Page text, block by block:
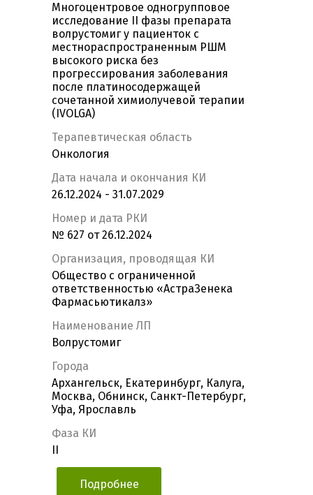
Многоцентровое одногрупповое
исследование II фазы препарата
волрустомиг у пациенток с
местнораспространенным РШМ
высокого риска без
прогрессирования заболевания
после платиносодержащей
сочетанной химиолучевой терапии
(IVOLGA)
Терапевтическая область
Онкология
Дата начала и окончания КИ
26.12.2024 - 31.07.2029
Номер и дата РКИ
№ 627 от 26.12.2024
Организация, проводящая КИ
Общество с ограниченной
ответственностью «АстраЗенека
Фармасьютикалз»
Наименование ЛП
Волрустомиг
Города
Архангельск, Екатеринбург, Калуга,
Москва, Обнинск, Санкт-Петербург,
Уфа, Ярославль
Фаза КИ
Подробнее